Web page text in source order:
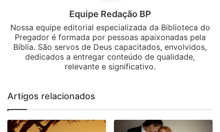
Equipe Redação BP
Nossa equipe editorial especializada da Biblioteca do
Pregador é formada por pessoas apaixonadas pela
Bíblia. São servos de Deus capacitados, envolvidos,
dedicados a entregar conteúdo de qualidade,
relevante e significativo.
Artigos relacionados